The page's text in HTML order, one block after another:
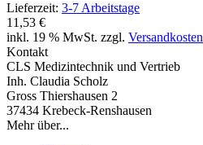
Lieferzeit: 3-7 Arbeitstage
11,53 €
inkl. 19 % MwSt. zzgl. Versandkosten
Kontakt
CLS Medizintechnik und Vertrieb
Inh. Claudia Scholz
Gross Thiershausen 2
37434 Krebeck-Renshausen
Mehr über...